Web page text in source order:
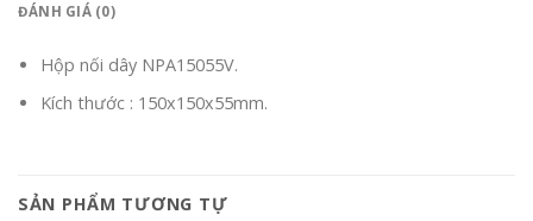
ĐÁNH GIÁ (0)
Hộp nối dây NPA15055V.
Kích thước : 150x150x55mm.
SẢN PHẨM TƯƠNG TỰ